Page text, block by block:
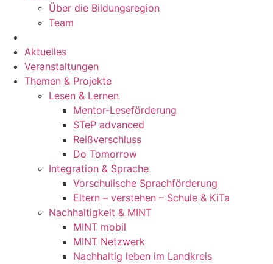
Über die Bildungsregion
Team
Aktuelles
Veranstaltungen
Themen & Projekte
Lesen & Lernen
Mentor-Leseförderung
STeP advanced
Reißverschluss
Do Tomorrow
Integration & Sprache
Vorschulische Sprachförderung
Eltern – verstehen – Schule & KiTa
Nachhaltigkeit & MINT
MINT mobil
MINT Netzwerk
Nachhaltig leben im Landkreis